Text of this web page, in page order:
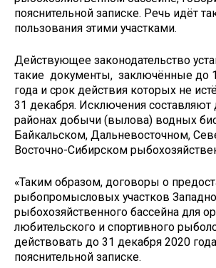
пояснительной записке. Речь идёт
пользования этими участками.
Действующее законодательство
такие документы, заключённые до
года и срок действия которых не
31 декабря. Исключения
районах добычи (вылова) водных
Байкальском, Дальневосточном,
Восточно-Сибирском
«Таким образом, договоры о
рыбопромысловых участков
рыбохозяйственного бассейна для
любительского и спортивного
действовать до 31 декабря 2020
пояснительной записке.